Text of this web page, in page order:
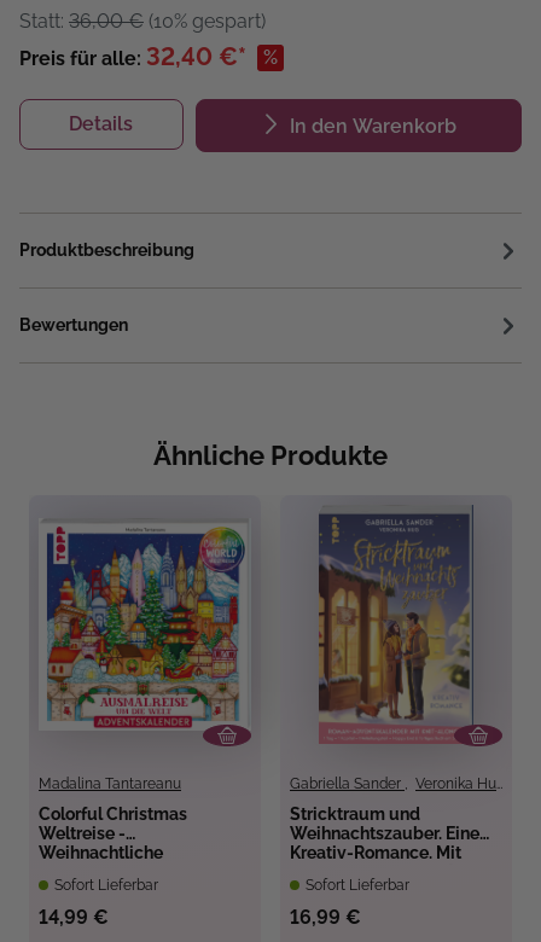
Statt: 36,00 € (10% gespart)
Preis für alle: 32,40 €* %
Details In den Warenkorb
Produktbeschreibung
Bewertungen
Ähnliche Produkte
Madalina Tantareanu
Colorful Christmas
Weltreise -
Weihnachtliche
Sofort Lieferbar
14,99 €
Gabriella Sander , Veronika Hug
Stricktraum und
Weihnachtszauber. Eine
Kreativ-Romance. Mit
Along.
Adventskalenderbuch
Sofort Lieferbar
16,99 €